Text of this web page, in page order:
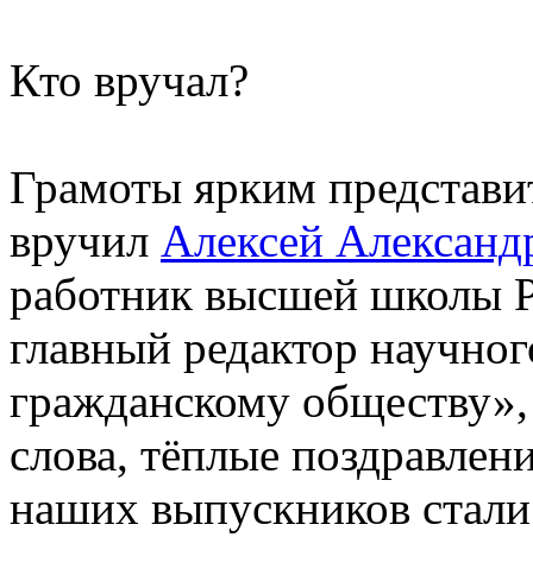
Кто вручал?
Грамоты ярким
вручил Алексей
работник высшей школы
главный редактор
гражданскому
слова, тёплые
наших выпускников